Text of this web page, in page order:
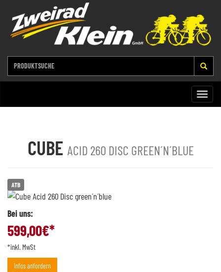
Toggle
CUBE ACID 260 DISC GREEN´N´BLUE
ATB
Bei uns:
599,00€*
*inkl. MwSt
Infos anfordern